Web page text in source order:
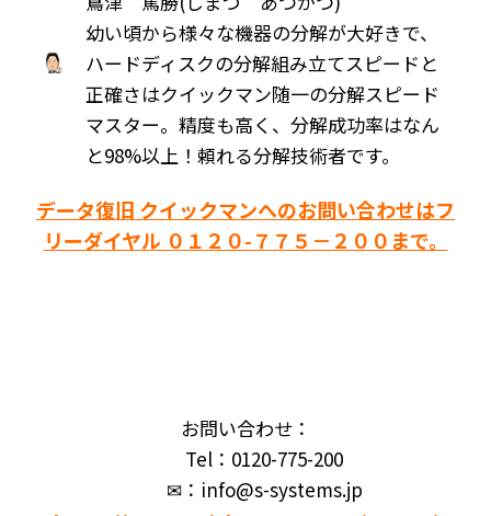
幼い頃から様々な機器の分解が大好きで、
ハードディスクの分解組み立てスピードと
正確さはクイックマン随一の分解スピード
マスター。精度も高く、分解成功率はなん
と98%以上！頼れる分解技術者です。
データ復旧 クイックマンへのお問い合わせはフ
リーダイヤル ０１２０-７７５－２００まで。
お問い合わせ：
Tel：0120-775-200
✉：info@s-systems.jp